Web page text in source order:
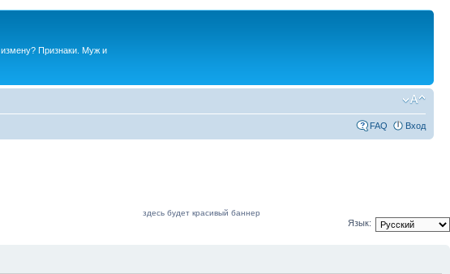
Признаки. Муж и
FAQ Вход
здесь будет красивый баннер
Язык: